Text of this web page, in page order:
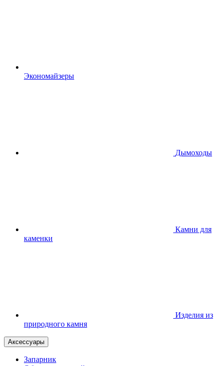
Экономайзеры
Дымоходы
Камни для
каменки
Изделия из
природного камня
Аксессуары
Запарник